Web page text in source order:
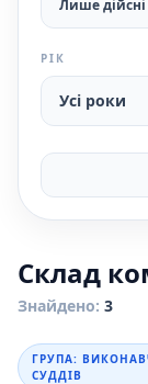
Лише
РІК
Склад
Знайдено: 3
ГРУПА:
СУДДІВ